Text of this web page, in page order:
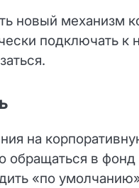
новый механизм
подключать
на
обращаться в
«по